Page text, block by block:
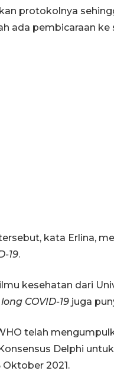
protokolnya
ada pembicaraan ke
kata Erlina,
19.
kesehatan dari
long COVID-19 juga
telah
Delphi
2021.